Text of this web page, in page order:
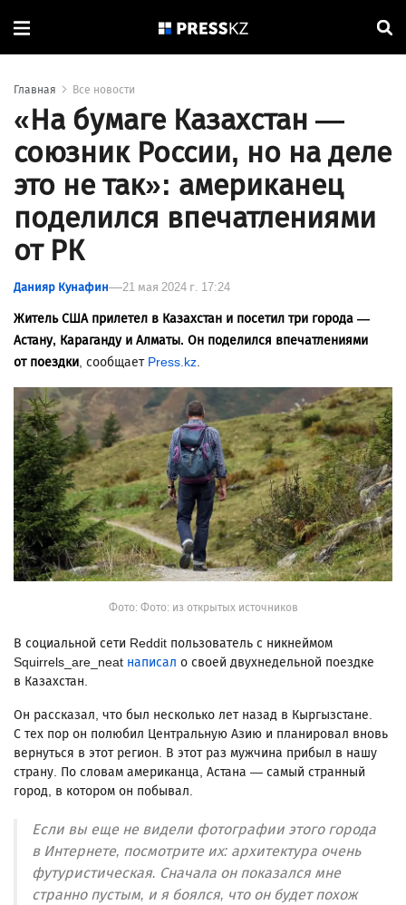
Главная Все новости
«На бумаге Казахстан —
союзник России, но на деле
это не так»: американец
поделился впечатлениями
от РК
Данияр Кунафин 21 мая 2024 г. 17:24
Житель США прилетел в Казахстан и посетил три города —
Астану, Караганду и Алматы. Он поделился впечатлениями
от поездки, сообщает Press.kz.
Фото: Фото: из открытых источников
В социальной сети Reddit пользователь с никнеймом
Squirrels_are_neat написал о своей двухнедельной поездке
в Казахстан.
Он рассказал, что был несколько лет назад в Кыргызстане.
С тех пор он полюбил Центральную Азию и планировал вновь
вернуться в этот регион. В этот раз мужчина прибыл в нашу
страну. По словам американца, Астана — самый странный
город, в котором он побывал.
Если вы еще не видели фотографии этого города
в Интернете, посмотрите их: архитектура очень
футуристическая. Сначала он показался мне
странно пустым, и я боялся, что он будет похож